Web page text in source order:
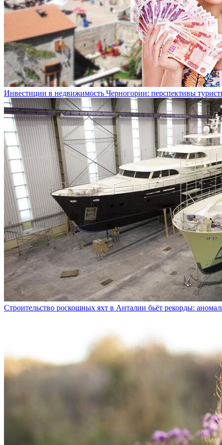
Инвестиции в недвижимость Черногории: перспективы
Строительство роскошных яхт в Анталии бьёт рекорды: